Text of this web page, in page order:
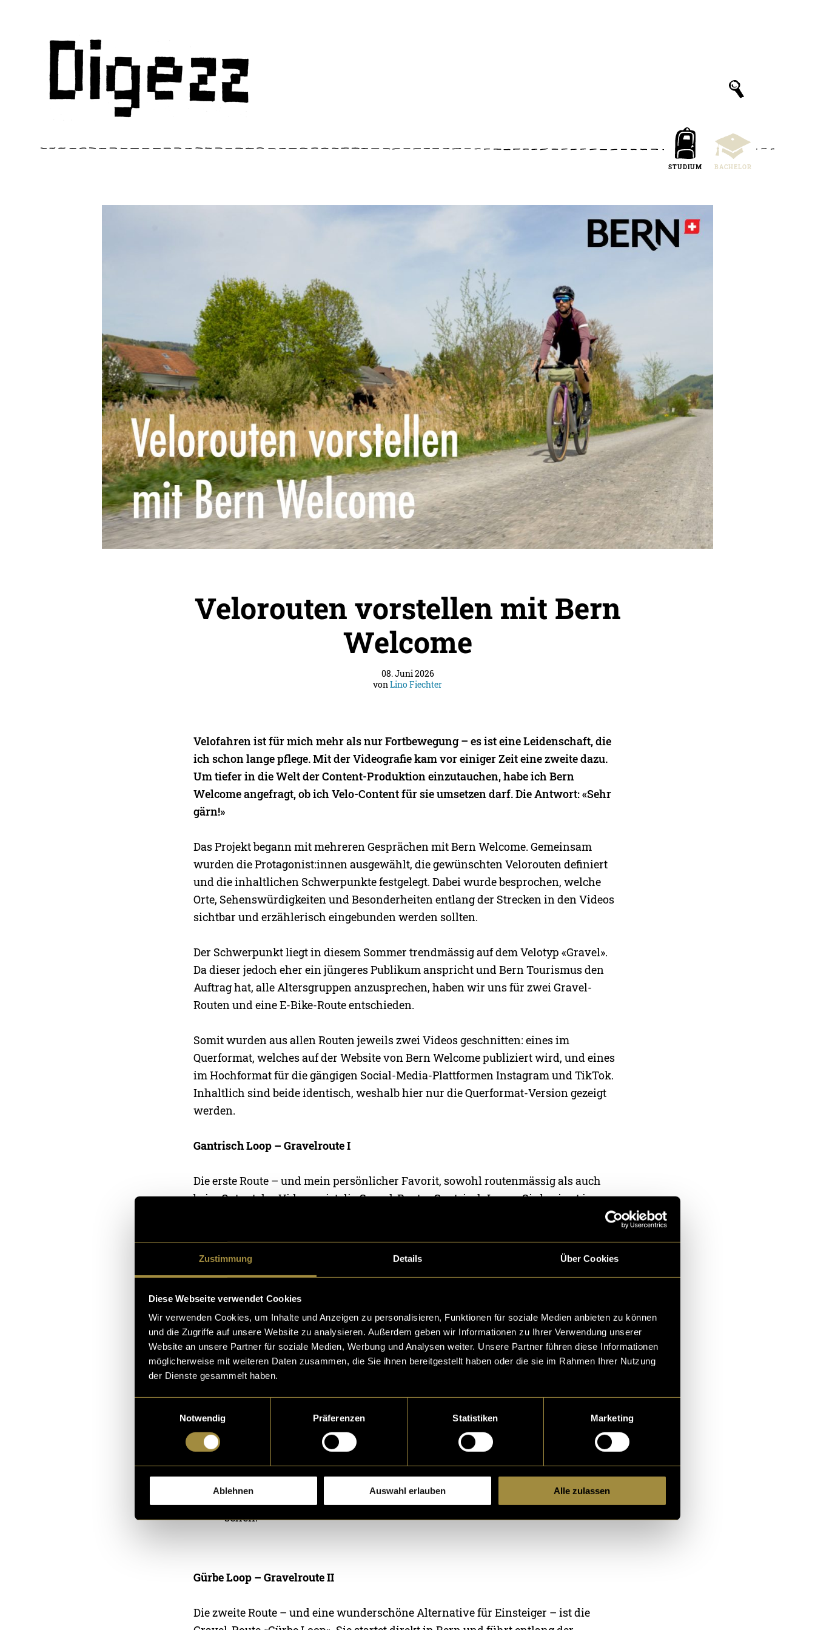
Zustimmung Details Über Cookies
Diese Webseite verwendet Cookies
Wir verwenden Cookies, um Inhalte und Anzeigen zu personalisieren, Funktionen für soziale Medien anbieten zu können
und die Zugriffe auf unsere Website zu analysieren. Außerdem geben wir Informationen zu Ihrer Verwendung unserer
Website an unsere Partner für soziale Medien, Werbung und Analysen weiter. Unsere Partner führen diese Informationen
möglicherweise mit weiteren Daten zusammen, die Sie ihnen bereitgestellt haben oder die sie im Rahmen Ihrer Nutzung
der Dienste gesammelt haben.
Notwendig
Präferenzen Statistiken Marketing
Ablehnen Auswahl erlauben Alle zulassen
STUDIUM BACHELOR
Velorouten vorstellen mit Bern
Welcome
08. Juni 2026
vonLino Fiechter
Velofahren ist für mich mehr als nur Fortbewegung – es ist eine Leidenschaft, die
ich schon lange pflege. Mit der Videografie kam vor einiger Zeit eine zweite dazu.
Um tiefer in die Welt der Content-Produktion einzutauchen, habe ich Bern
Welcome angefragt, ob ich Velo-Content für sie umsetzen darf. Die Antwort: «Sehr
gärn!»
Das Projekt begann mit mehreren Gesprächen mit Bern Welcome. Gemeinsam
wurden die Protagonist:innen ausgewählt, die gewünschten Velorouten definiert
und die inhaltlichen Schwerpunkte festgelegt. Dabei wurde besprochen, welche
Orte, Sehenswürdigkeiten und Besonderheiten entlang der Strecken in den Videos
sichtbar und erzählerisch eingebunden werden sollten.
Der Schwerpunkt liegt in diesem Sommer trendmässig auf dem Velotyp «Gravel».
Da dieser jedoch eher ein jüngeres Publikum anspricht und Bern Tourismus den
Auftrag hat, alle Altersgruppen anzusprechen, haben wir uns für zwei Gravel-
Routen und eine E-Bike-Route entschieden.
Somit wurden aus allen Routen jeweils zwei Videos geschnitten: eines im
Querformat, welches auf der Website von Bern Welcome publiziert wird, und eines
im Hochformat für die gängigen Social-Media-Plattformen Instagram und TikTok.
Inhaltlich sind beide identisch, weshalb hier nur die Querformat-Version gezeigt
werden.
Gantrisch Loop – Gravelroute I
Die erste Route – und mein persönlicher Favorit, sowohl routenmässig als auch
beim Output des Videos – ist die Gravel-Route «Gantrisch Loop». Sie beginnt in
sehen.
Gürbe Loop – Gravelroute II
Die zweite Route – und eine wunderschöne Alternative für Einsteiger – ist die